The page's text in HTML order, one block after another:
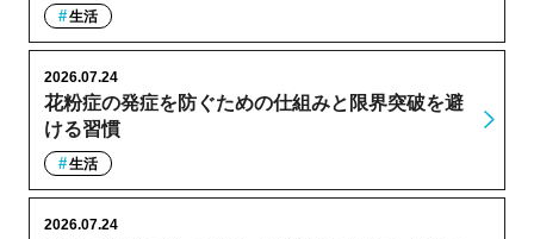
生活
花粉症の発症を防ぐための仕組みと限界突破を避
ける習慣
2026.07.24
生活
2026.07.24